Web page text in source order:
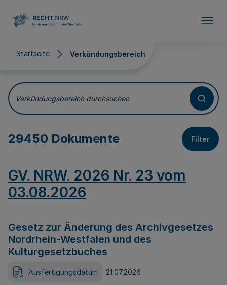
Startseite Verkündungsbereich
Verkündungsbereich
Verkündungsbereich durchsuchen
29450 Dokumente Filter
GV. NRW. 2026 Nr. 23 vom
03.08.2026
Gesetz zur Änderung des Archivgesetzes
Nordrhein-Westfalen und des
Kulturgesetzbuches
Ausfertigungsdatum 21.07.2026